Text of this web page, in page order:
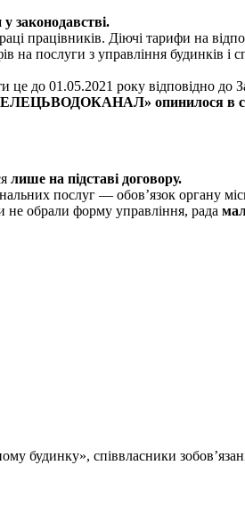
у законодавстві.
працівників. Діючі тарифи на
послуги з управління будинків і
це до 01.05.2021 року відповідно
» опинилося в
лише на підставі договору.
послуг — обов’язок
не обрали форму управління, рада
будинку», співвласники